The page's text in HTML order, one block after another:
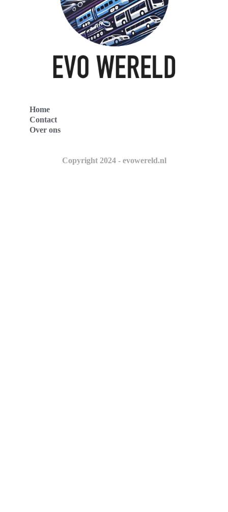
Home
Contact
Over ons
Copyright 2024 - evowereld.nl